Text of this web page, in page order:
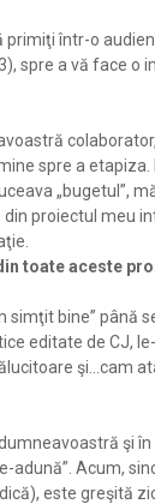
într-o
spre a vă face o
spre a
„bugetul”,
proiectul meu
toate aceste
simţit bine” până
editate de CJ,
şi...cam
şi în
Acum,
este greşită